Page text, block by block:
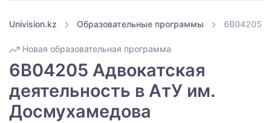
Univision.kz Образовательные программы 6B04205
Новая образовательная программа
6B04205 Адвокатская
деятельность в АтУ им.
Досмухамедова